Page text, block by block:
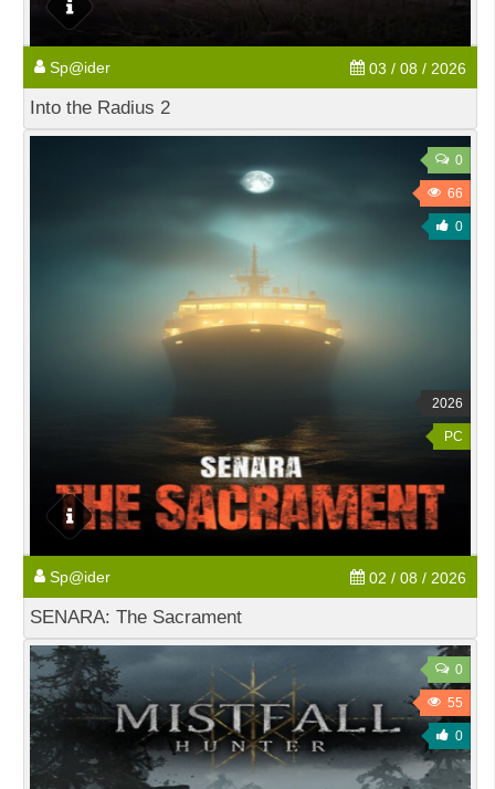
Sp@ider 03 / 08 / 2026
Into the Radius 2
0
66
0
2026
PC
Sp@ider 02 / 08 / 2026
SENARA: The Sacrament
0
55
0